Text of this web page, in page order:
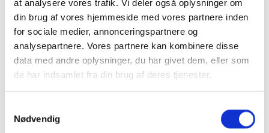
at analysere vores trafik. Vi deler også oplysninger om
din brug af vores hjemmeside med vores partnere inden
for sociale medier, annonceringspartnere og
analysepartnere. Vores partnere kan kombinere disse
data med andre oplysninger, du har givet dem, eller som
de har indsamlet fra din brug af deres tjenester.
Nødvendig
Bål og grill
Solcelleanlæg
Luksus have Pavilloner
Tilbehør til luksus pavilloner
Havepavilloner
Art Deco Have pavilloner
Markiser